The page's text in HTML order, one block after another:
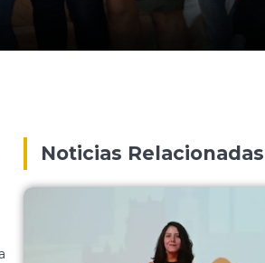
Noticias Relacionadas